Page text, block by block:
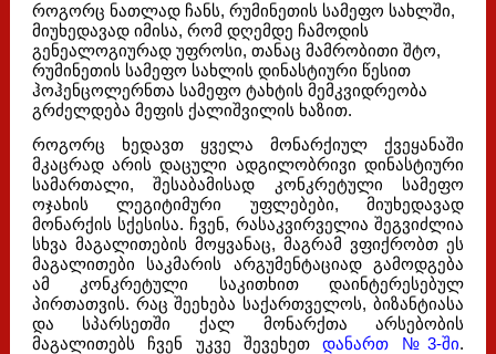
როგორც ნათლად ჩანს, რუმინეთის სამეფო სახლში,
მიუხედავად იმისა, რომ დღემდე ჩამოდის
გენეალოგიურად უფროსი, თანაც მამრობითი შტო,
რუმინეთის სამეფო სახლის დინასტიური წესით
ჰოჰენცოლერნთა სამეფო ტახტის მემკვიდრეობა
გრძელდება მეფის ქალიშვილის ხაზით.
როგორც ხედავთ ყველა მონარქიულ ქვეყანაში
მკაცრად არის დაცული ადგილობრივი დინასტიური
სამართალი, შესაბამისად კონკრეტული სამეფო
ოჯახის ლეგიტიმური უფლებები, მიუხედავად
მონარქის სქესისა. ჩვენ, რასაკვირველია შეგვიძლია
სხვა მაგალითების მოყვანაც, მაგრამ ვფიქრობთ ეს
მაგალითები საკმარის არგუმენტაციად გამოდგება
ამ კონკრეტული საკითხით დაინტერესებულ
პირთათვის. რაც შეეხება საქართველოს, ბიზანტიასა
და სპარსეთში ქალ მონარქთა არსებობის
მაგალითებს ჩვენ უკვე შევეხეთ დანართ №3-ში.